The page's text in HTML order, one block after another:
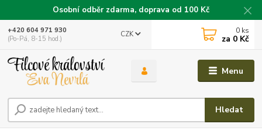
Osobní odběr zdarma, doprava od 100 Kč
Menu
CZK
Hledat
+420 604 971 930
(Po-Pá, 8-15 hod.)
0 ks
za 0 Kč